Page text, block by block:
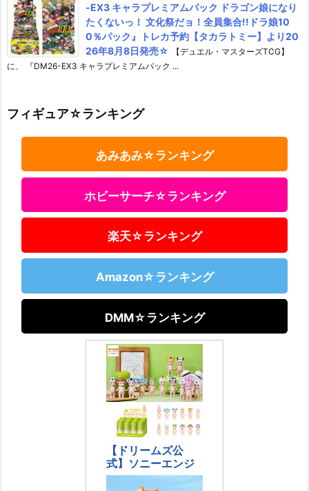
-EX3 キャラプレミアムパック ドラゴン娘になり
たくないっ！ 文化祭だョ！全員集合!!ドラ娘10
0％パック』トレカ予約【タカラトミー】より20
26年8月8日発売☆
【デュエル・マスターズTCG】
に、 『DM26-EX3 キャラプレミアムパック ...
フィギュア☆ランキング
あみあみ☆ランキング
ホビーサーチ☆ランキング
楽天☆ランキング
Amazon☆ランキング
DMM☆ランキング